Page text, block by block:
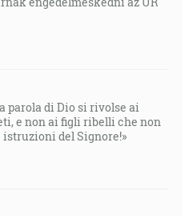
parola di Dio si rivolse ai
e non ai figli ribelli che non
del Signore!»